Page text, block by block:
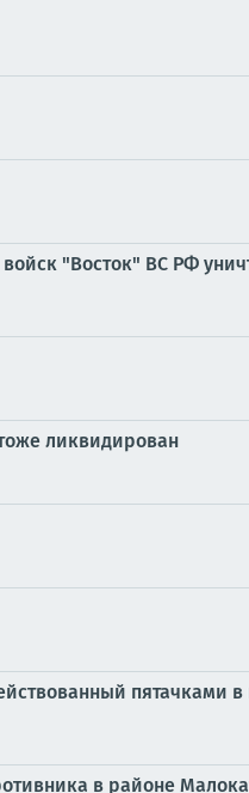
"Восток" ВС РФ
ликвидирован
пятачками в
в районе